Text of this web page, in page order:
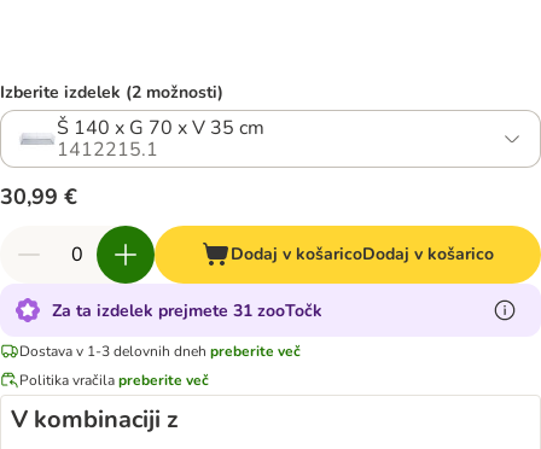
Izberite izdelek (2 možnosti)
Š 140 x G 70 x V 35 cm
1412215.1
30,99 €
Dodaj v košaricoDodaj v košarico
Za ta izdelek prejmete 31 zooTočk
Dostava v 1-3 delovnih dneh preberite več
Politika vračilapreberite več
V kombinaciji z